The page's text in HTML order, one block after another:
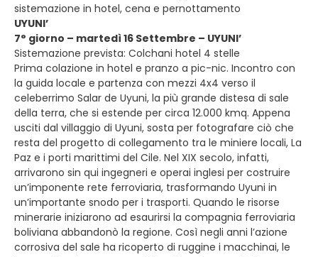
sistemazione in hotel, cena e pernottamento
UYUNI’
7° giorno – martedì 16 Settembre – UYUNI’
Sistemazione prevista: Colchani hotel 4 stelle
Prima colazione in hotel e pranzo a pic-nic. Incontro con
la guida locale e partenza con mezzi 4x4 verso il
celeberrimo Salar de Uyuni, la più grande distesa di sale
della terra, che si estende per circa 12.000 kmq. Appena
usciti dal villaggio di Uyuni, sosta per fotografare ciò che
resta del progetto di collegamento tra le miniere locali, La
Paz e i porti marittimi del Cile. Nel XIX secolo, infatti,
arrivarono sin qui ingegneri e operai inglesi per costruire
un’imponente rete ferroviaria, trasformando Uyuni in
un’importante snodo per i trasporti. Quando le risorse
minerarie iniziarono ad esaurirsi la compagnia ferroviaria
boliviana abbandonò la regione. Così negli anni l’azione
corrosiva del sale ha ricoperto di ruggine i macchinai, le